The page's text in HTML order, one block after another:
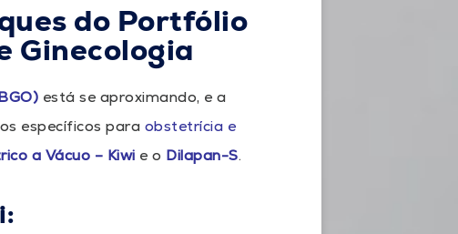
do Portfólio
Ginecologia
está se aproximando, e a
específicos para obstetrícia e
a Vácuo – Kiwi e o Dilapan-S.